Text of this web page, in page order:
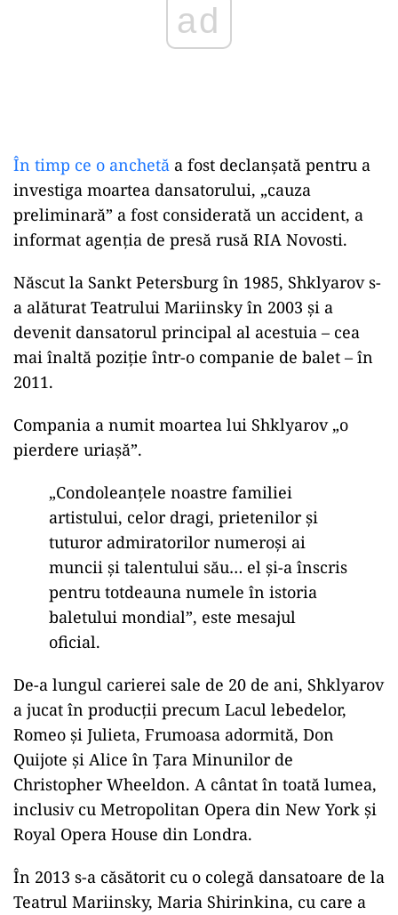
În timp ce o anchetă a fost declanșată pentru a
investiga moartea dansatorului, „cauza
preliminară” a fost considerată un accident, a
informat agenția de presă rusă RIA Novosti.
Născut la Sankt Petersburg în 1985, Shklyarov s-
a alăturat Teatrului Mariinsky în 2003 și a
devenit dansatorul principal al acestuia – cea
mai înaltă poziție într-o companie de balet – în
2011.
Compania a numit moartea lui Shklyarov „o
pierdere uriașă”.
„Condoleanțele noastre familiei
artistului, celor dragi, prietenilor și
tuturor admiratorilor numeroși ai
muncii și talentului său… el și-a înscris
pentru totdeauna numele în istoria
baletului mondial”, este mesajul
oficial.
De-a lungul carierei sale de 20 de ani, Shklyarov
a jucat în producții precum Lacul lebedelor,
Romeo și Julieta, Frumoasa adormită, Don
Quijote și Alice în Țara Minunilor de
Christopher Wheeldon. A cântat în toată lumea,
inclusiv cu Metropolitan Opera din New York și
Royal Opera House din Londra.
În 2013 s-a căsătorit cu o colegă dansatoare de la
Teatrul Mariinsky, Maria Shirinkina, cu care a